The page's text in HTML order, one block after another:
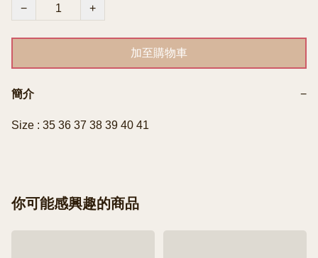
−
+
加至購物車
簡介 −
Size : 35 36 37 38 39 40 41
你可能感興趣的商品